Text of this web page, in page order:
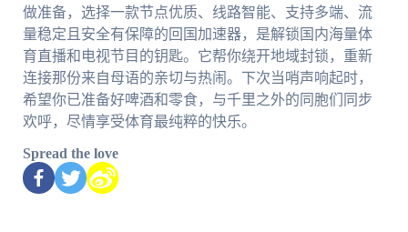
做准备，选择一款节点优质、线路智能、支持多端、流
量稳定且安全有保障的回国加速器，是解锁国内海量体
育直播和电视节目的钥匙。它帮你绕开地域封锁，重新
连接那份来自母语的亲切与热闹。下次当哨声响起时，
希望你已准备好啤酒和零食，与千里之外的同胞们同步
欢呼，尽情享受体育最纯粹的快乐。
Spread the love